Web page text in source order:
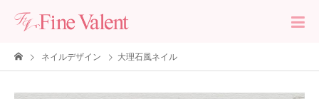
ネイルデザイン 大理石風ネイル